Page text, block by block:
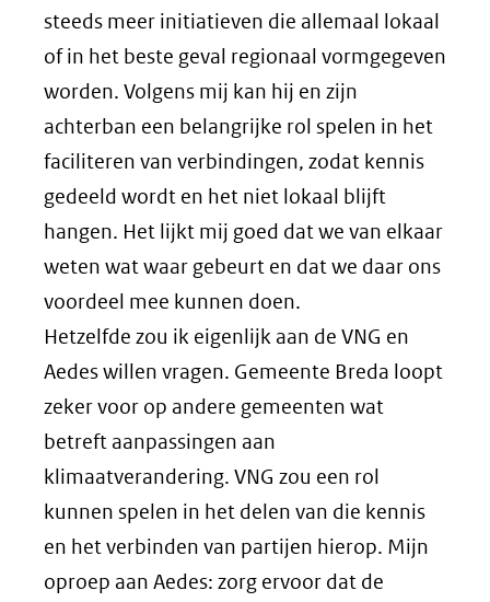
steeds meer initiatieven die allemaal lokaal
of in het beste geval regionaal vormgegeven
worden. Volgens mij kan hij en zijn
achterban een belangrijke rol spelen in het
faciliteren van verbindingen, zodat kennis
gedeeld wordt en het niet lokaal blijft
hangen. Het lijkt mij goed dat we van elkaar
weten wat waar gebeurt en dat we daar ons
voordeel mee kunnen doen.
Hetzelfde zou ik eigenlijk aan de VNG en
Aedes willen vragen. Gemeente Breda loopt
zeker voor op andere gemeenten wat
betreft aanpassingen aan
klimaatverandering. VNG zou een rol
kunnen spelen in het delen van die kennis
en het verbinden van partijen hierop. Mijn
oproep aan Aedes: zorg ervoor dat de